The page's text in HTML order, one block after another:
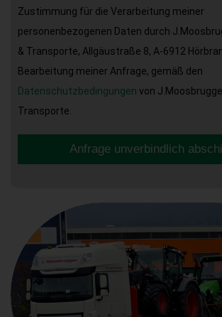
Zustimmung für die Verarbeitung meiner
personenbezogenen Daten durch
& Transporte, Allgäustraße 8, A-6912
Bearbeitung meiner Anfrage, gemäß den
Datenschutzbedingungen von
Transporte.
Anfrage unverbindlich